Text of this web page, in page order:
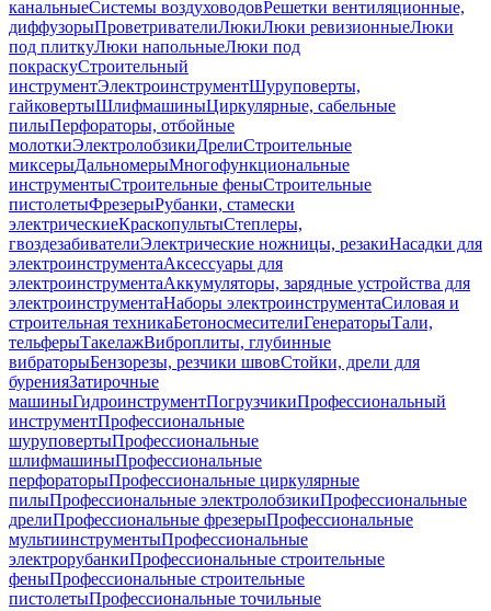
канальныеСистемы воздуховодовРешетки вентиляционные,
диффузорыПроветривателиЛюкиЛюки ревизионныеЛюки
под плиткуЛюки напольныеЛюки под
покраскуСтроительный
инструментЭлектроинструментШуруповерты,
гайковертыШлифмашиныЦиркулярные, сабельные
пилыПерфораторы, отбойные
молоткиЭлектролобзикиДрелиСтроительные
миксерыДальномерыМногофункциональные
инструментыСтроительные феныСтроительные
пистолетыФрезерыРубанки, стамески
электрическиеКраскопультыСтеплеры,
гвоздезабивателиЭлектрические ножницы, резакиНасадки для
электроинструментаАксессуары для
электроинструментаАккумуляторы, зарядные устройства для
электроинструментаНаборы электроинструментаСиловая и
строительная техникаБетоносмесителиГенераторыТали,
тельферыТакелажВиброплиты, глубинные
вибраторыБензорезы, резчики швовСтойки, дрели для
буренияЗатирочные
машиныГидроинструментПогрузчикиПрофессиональный
инструментПрофессиональные
шуруповертыПрофессиональные
шлифмашиныПрофессиональные
перфораторыПрофессиональные циркулярные
пилыПрофессиональные электролобзикиПрофессиональные
дрелиПрофессиональные фрезерыПрофессиональные
мультиинструментыПрофессиональные
электрорубанкиПрофессиональные строительные
феныПрофессиональные строительные
пистолетыПрофессиональные точильные